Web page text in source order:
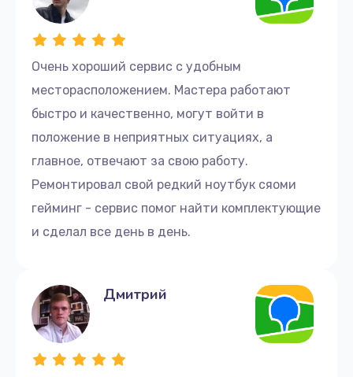
Очень хороший сервис с удобным
месторасположением. Мастера работают
быстро и качественно, могут войти в
положение в неприятных ситуациях, а
главное, отвечают за свою работу.
Ремонтировал свой редкий ноутбук сяоми
гейминг - сервис помог найти комплектующие
и сделал все день в день.
Дмитрий